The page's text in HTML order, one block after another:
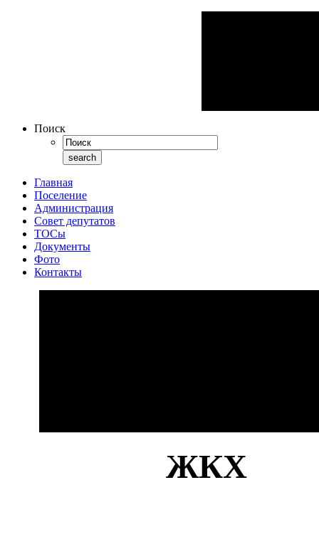
Поиск
Главная
Поселение
Администрация
Совет депутатов
ТОСы
Документы
Фото
Контакты
ЖКХ